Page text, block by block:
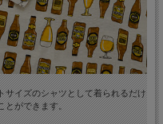
サイズのシャツとして着られるだけ
とができます。